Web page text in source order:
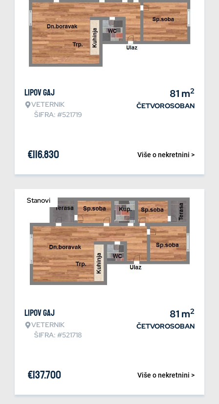
Lipov gaj
VETERNIK
ŠIFRA: #521719
81 m2
ČETVOROSOBAN
Više o nekretnini >
€116.830
Stanovi
Lipov gaj
VETERNIK
ŠIFRA: #521718
81 m2
ČETVOROSOBAN
Više o nekretnini >
€137.700